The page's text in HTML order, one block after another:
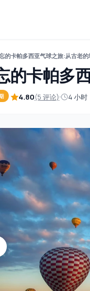
的卡帕多西亚气球之旅:从古老
的卡帕多
4.80(5 评论) 4 小时